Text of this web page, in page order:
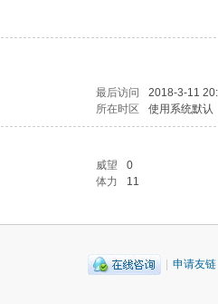
最后访问
2018-3-11
所在时区 使用系统默认
威望
0
体力
11
| 申请友链